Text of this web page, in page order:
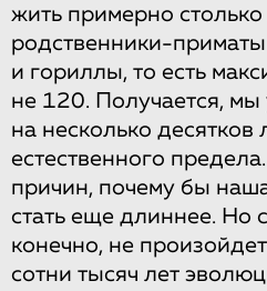
жить примерно
родственники-
и гориллы, то есть
не 120. Получается,
на несколько
естественного
причин, почему бы
стать еще длиннее. Но
конечно, не
сотни тысяч лет